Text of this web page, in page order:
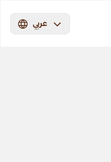
عربي